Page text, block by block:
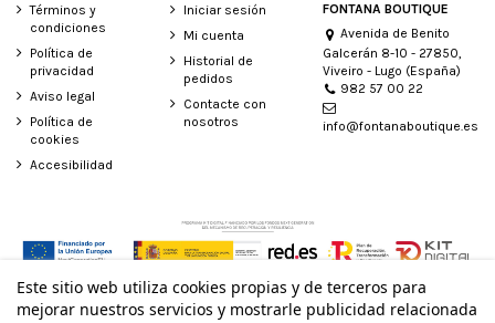
Términos y
condiciones
Política de
privacidad
Aviso legal
Política de
cookies
Accesibilidad
Iniciar sesión
Mi cuenta
Historial de
pedidos
Contacte con
nosotros
FONTANA BOUTIQUE
Avenida de Benito
Galcerán 8-10 - 27850,
Viveiro - Lugo (España)
982 57 00 22
info@fontanaboutique.es
Este sitio web utiliza cookies propias y de terceros para
mejorar nuestros servicios y mostrarle publicidad relacionada
© Todos los derechos reservados - Powered bybytefactory